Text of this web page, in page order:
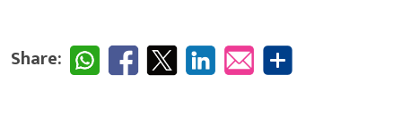
Share: